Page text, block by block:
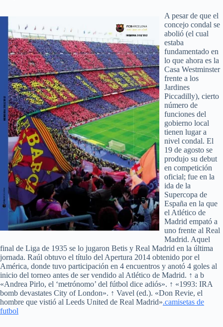
A pesar de que el
concejo condal se
abolió (el cual
estaba
fundamentado en
lo que ahora es la
Casa Westminster
frente a los
Jardines
Piccadilly), cierto
número de
funciones del
gobierno local
tienen lugar a
nivel condal. El
19 de agosto se
produjo su debut
en competición
oficial; fue en la
ida de la
Supercopa de
España en la que
el Atlético de
Madrid empató a
uno frente al Real
Madrid. Aquel
final de Liga de 1935 se lo jugaron Betis y Real Madrid en la última
jornada. Raúl obtuvo el título del Apertura 2014 obtenido por el
América, donde tuvo participación en 4 encuentros y anotó 4 goles al
inicio del torneo antes de ser vendido al Atlético de Madrid. ↑ a b
«Andrea Pirlo, el ‘metrónomo’ del fútbol dice adiós». ↑ «1993: IRA
bomb devastates City of London». ↑ Vavel (ed.). «Don Revie, el
hombre que vistió al Leeds United de Real Madrid».camisetas de
futbol